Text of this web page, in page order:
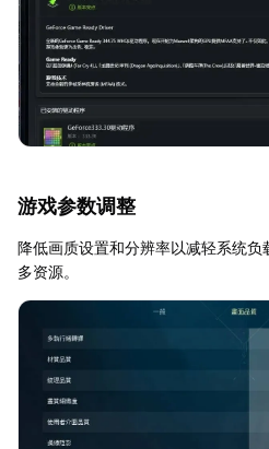
游戏参数调整
降低画质设置和分辨率以减轻系统
多资源。